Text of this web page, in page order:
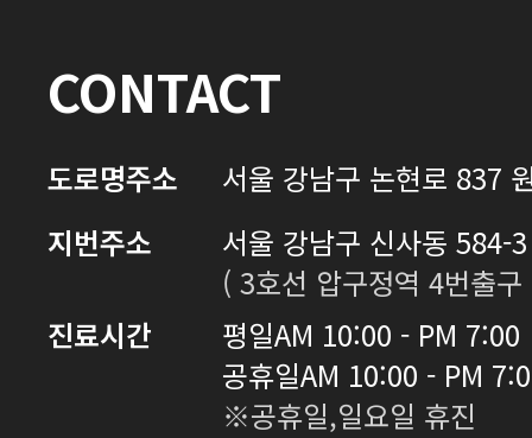
CONTACT
도로명주소
서울 강남구 논현로 837
지번주소
서울 강남구 신사동 584-
( 3호선 압구정역 4번출
진료시간
평일AM 10:00 - PM 7:00
공휴일AM 10:00 - PM
※공휴일,일요일 휴진